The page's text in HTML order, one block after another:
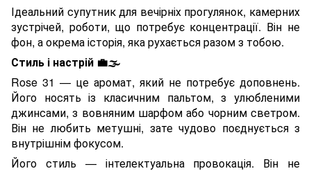
Ідеальний супутник для вечірніх прогулянок, камерних
зустрічей, роботи, що потребує концентрації. Він не
фон, а окрема історія, яка рухається разом з тобою.
Стиль і настрій 💼🌫
Rose 31 — це аромат, який не потребує доповнень.
Його носять із класичним пальтом, з улюбленими
джинсами, з вовняним шарфом або чорним светром.
Він не любить метушні, зате чудово поєднується з
внутрішнім фокусом.
Його стиль — інтелектуальна провокація. Він не